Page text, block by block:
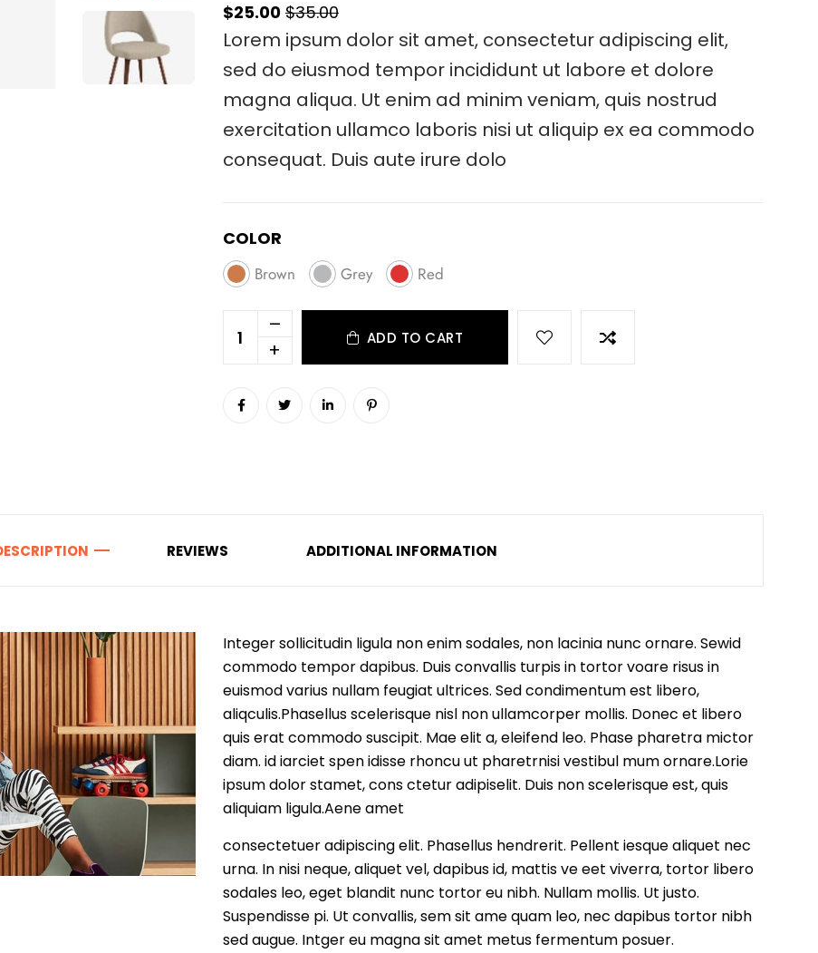
$25.00 $35.00
Lorem ipsum dolor sit amet, consectetur adipiscing elit,
sed do eiusmod tempor incididunt ut labore et dolore
magna aliqua. Ut enim ad minim veniam, quis nostrud
exercitation ullamco laboris nisi ut aliquip ex ea commodo
consequat. Duis aute irure dolo
COLOR
Brown Grey Red
–
+
ADD TO CART
REVIEWS ADDITIONAL INFORMATION
Integer sollicitudin ligula non enim sodales, non lacinia nunc ornare. Sewid
commodo tempor dapibus. Duis convallis turpis in tortor voare risus in
euismod varius nullam feugiat ultrices. Sed condimentum est libero,
aliqculis.Phasellus scelerisque nisl non ullamcorper mollis. Donec et libero
quis erat commodo suscipit. Mae elit a, eleifend leo. Phase pharetra mictor
diam. id iarciet spen idisse rhoncu ut pharetrnisi vestibul mum ornare.Lorie
ipsum dolor stamet, cons ctetur adipiselit. Duis non scelerisque est, quis
aliquiam ligula.Aene amet
consectetuer adipiscing elit. Phasellus hendrerit. Pellent iesque aliquet nec
urna. In nisi neque, aliquet vel, dapibus id, mattis ve eet viverra, tortor libero
sodales leo, eget blandit nunc tortor eu nibh. Nullam mollis. Ut justo.
Suspendisse pi. Ut convallis, sem sit ame quam leo, nec dapibus tortor nibh
sed augue. Intger eu magna sit amet metus fermentum posuer.